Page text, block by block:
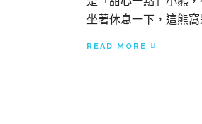
坐著休息一下，這熊
READ MORE